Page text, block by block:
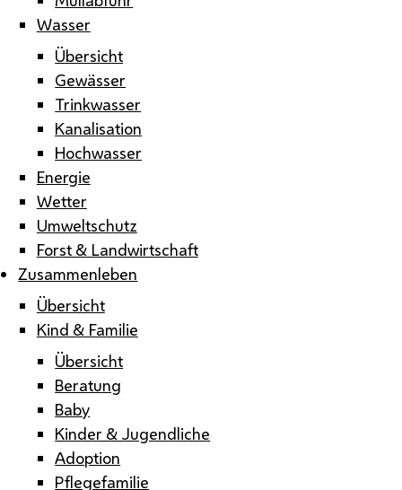
Wasser
Übersicht
Gewässer
Trinkwasser
Kanalisation
Hochwasser
Energie
Wetter
Umweltschutz
Forst & Landwirtschaft
Zusammenleben
Übersicht
Kind & Familie
Übersicht
Beratung
Baby
Kinder & Jugendliche
Adoption
Pflegefamilie